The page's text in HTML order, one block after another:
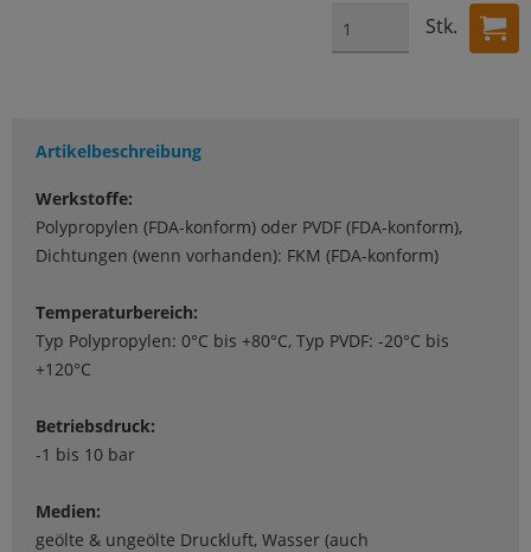
Stk.
Artikelbeschreibung
Werkstoffe:
Polypropylen (FDA-konform) oder PVDF (FDA-konform),
Dichtungen (wenn vorhanden): FKM (FDA-konform)
Temperaturbereich:
Typ Polypropylen: 0°C bis +80°C, Typ PVDF: -20°C bis
+120°C
Betriebsdruck:
-1 bis 10 bar
Medien:
geölte & ungeölte Druckluft, Wasser (auch